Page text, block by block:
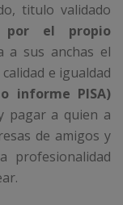
titulo validado
por el propio
a sus anchas el
e igualdad
informe PISA)
pagar a quien a
de amigos y
profesionalidad